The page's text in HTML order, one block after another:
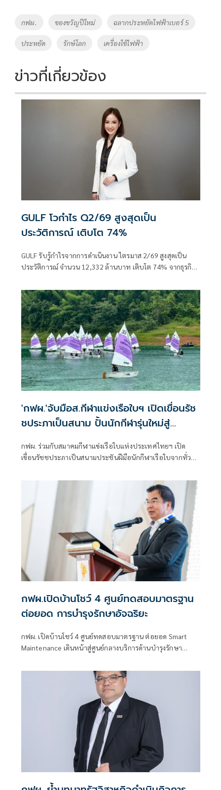
o
o
k
Li
n
k
Tags
กฟผ. ของขวัญปีใหม่ ฉลากประหยัดไฟฟ้าเบอร์ 5
ประหยัด รักษ์โลก เครื่องใช้ไฟฟ้า
ข่าวที่เกี่ยวข้อง
GULF โวกำไร Q2/69 สูงสุดเป็น
ประวัติการณ์ เติบโต 74%
GULF รับรู้กำไรจากการดำเนินงาน ไตรมาส 2/69 สูงสุดเป็น
ประวัติการณ์ จำนวน 12,332 ล้านบาท เติบโต 74% จากธุรกิจ
'กฟผ.'จับมือส.กีฬาแข่งเรือใบฯ เปิดเขื่อนรัช
ชประภาเป็นสนาม ปั้นนักกีฬารุ่นใหม่สู่
กฟผ. ร่วมกับสมาคมกีฬาแข่งเรือใบแห่งประเทศไทยฯ เปิด
เขื่อนรัชชประภาเป็นสนามประชันฝีมือนักกีฬาเรือใบจากทั่ว
เจ้าฯ พระบรมราชินี ชิงถ้วยพระราชทานจากพระบาทสมเด็จ
พระเจ้าอยู่หัว
กฟผ.เปิดบ้านโชว์ 4 ศูนย์ทดสอบมาตรฐาน
ต่อยอด การบำรุงรักษาอัจฉริยะ
กฟผ. เปิดบ้านโชว์ 4 ศูนย์ทดสอบมาตรฐาน ต่อยอด Smart
Maintenance เดินหน้าสู่ศูนย์กลางบริการด้านบำรุงรักษา